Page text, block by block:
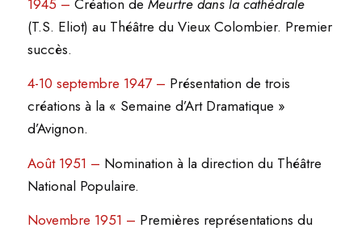
1945 – Création de Meurtre dans la cathédrale
(T.S. Eliot) au Théâtre du Vieux Colombier. Premier
succès.
4-10 septembre 1947 – Présentation de trois
créations à la « Semaine d’Art Dramatique »
d’Avignon.
Août 1951 – Nomination à la direction du Théâtre
National Populaire.
Novembre 1951 – Premières représentations du